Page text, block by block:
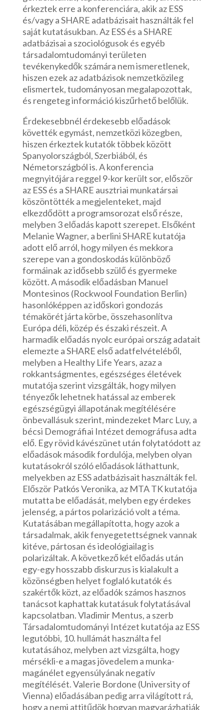
érkeztek erre a konferenciára, akik az ESS
és/vagy a SHARE adatbázisait használták fel
saját kutatásukban. Az ESS és a SHARE
adatbázisai a szociológusok és egyéb
társadalomtudományi területen
tevékenykedők számára nem ismeretlenek,
hiszen ezek az adatbázisok nemzetközileg
elismertek, tudományosan megalapozottak,
és rengeteg információ kiszűrhető belőlük.
Érdekesebbnél érdekesebb előadások
követték egymást, nemzetközi közegben,
hiszen érkeztek kutatók többek között
Spanyolországból, Szerbiából, és
Németországból is. A konferencia
megnyitójára reggel 9-kor került sor, először
az ESS és a SHARE ausztriai munkatársai
köszöntötték a megjelenteket, majd
elkezdődött a programsorozat első része,
melyben 3 előadás kapott szerepet. Elsőként
Melanie Wagner, a berlini SHARE kutatója
adott elő arról, hogy milyen és mekkora
szerepe van a gondoskodás különböző
formáinak az idősebb szülő és gyermeke
között. A második előadásban Manuel
Montesinos (Rockwool Foundation Berlin)
hasonlóképpen az időskori gondozás
témakörét járta körbe, összehasonlítva
Európa déli, közép és északi részeit. A
harmadik előadás nyolc európai ország adatait
elemezte a SHARE első adatfelvételéből,
melyben a Healthy Life Years, azaz a
rokkantságmentes, egészséges életévek
mutatója szerint vizsgálták, hogy milyen
tényezők lehetnek hatással az emberek
egészségügyi állapotának megítélésére
önbevallásuk szerint, mindezeket Marc Luy, a
bécsi Demográfiai Intézet demográfusa adta
elő. Egy rövid kávészünet után folytatódott az
előadások második fordulója, melyben olyan
kutatásokról szóló előadások láthattunk,
melyekben az ESS adatbázisait használták fel.
Először Patkós Veronika, az MTA TK kutatója
mutatta be előadását, melyben egy érdekes
jelenség, a pártos polarizáció volt a téma.
Kutatásában megállapította, hogy azok a
társadalmak, akik fenyegetettségnek vannak
kitéve, pártosan és ideológiailag is
polarizáltak. A következő két előadás után
egy-egy hosszabb diskurzus is kialakult a
közönségben helyet foglaló kutatók és
szakértők közt, az előadók számos hasznos
tanácsot kaphattak kutatásuk folytatásával
kapcsolatban. Vladimir Mentus, a szerb
Társadalomtudományi Intézet kutatója az ESS
legutóbbi, 10. hullámát használta fel
kutatásához, melyben azt vizsgálta, hogy
mérsékli-e a magas jövedelem a munka-
magánélet egyensúlyának negatív
megítélését. Valerie Bordone (University of
Vienna) előadásában pedig arra világított rá,
hogy a nemi attitűdök hogyan magyarázhatják